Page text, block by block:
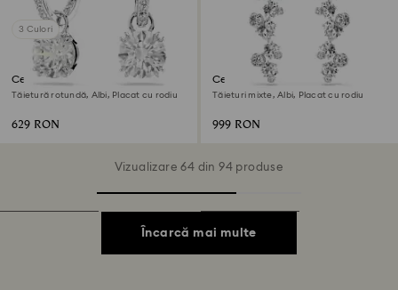
3 Culori
Cercei cu drop Stilla
Tăietură rotundă, Albi, Placat cu rodiu
629 RON
Cercei cu drop Constella
Tăieturi mixte, Albi, Placat cu rodiu
999 RON
Vizualizare 64 din 94 produse
Încarcă mai multe